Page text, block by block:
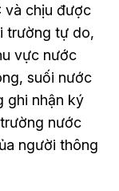
và chịu được
trường tự do,
vực nước
suối nước
ghi nhận ký
nước
người thông